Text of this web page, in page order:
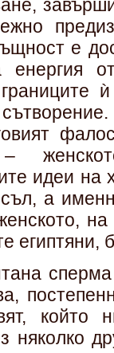
е
енергия
идеи на
а
египтяни,
който
няколко